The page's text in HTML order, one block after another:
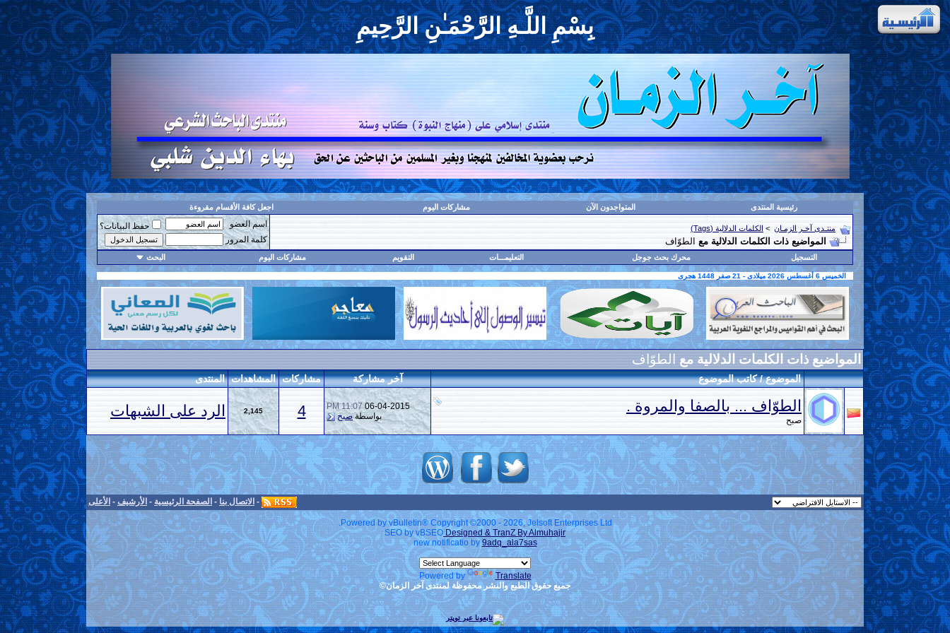
بِسْمِ اللَّـهِ الرَّحْمَـٰنِ الرَّحِيمِ
رئيسية المنتدى المتواجدون الآن مشاركات اليوم اجعل كافة الأقسام مقروءة
منتـدى آخـر الزمـان > الكلمات الدلالية (Tags)
المواضيع ذات الكلمات الدلالية مع الطوّاف
اسم العضو
حفظ البيانات؟
كلمة المرور
التسجيل محرك بحث جوجل التعليمـــات التقويم مشاركات اليوم البحث
الخميس 6 أغسطس 2026 ميلادى - 21 صفر 1448 هجرى
المواضيع ذات الكلمات الدلالية مع الطوّاف
الموضوع / كاتب الموضوع آخر مشاركة مشاركات المشاهدات المنتدى
الطوّاف ... بالصفا والمروة .
صبح
06-04-2015
11:07 PM
بواسطةصبح 4
2,145 الرد على الشبهات
- الاتصال بنا - الصفحة الرئيسية - الأرشيف - الأعلى
Powered by vBulletin® Copyright ©2000 - 2026, Jelsoft Enterprises Ltd.
SEO by vBSEODesigned & TranZ By Almuhajir
new notificatio by9adq_ala7sas
Powered by
Translate
جميع حقوق الطبع والنشر محفوظة لمنتدى آخر الزمان©